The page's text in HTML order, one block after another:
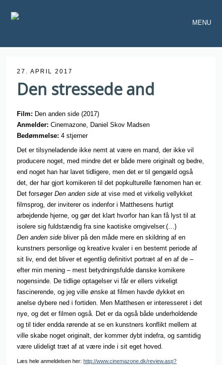
MENU
27. APRIL 2017
Den stressede and
Film: Den anden side (2017)
Anmelder: Cinemazone, Daniel Skov Madsen
Bedømmelse: 4 stjerner
Det er tilsyneladende ikke nemt at være en mand, der ikke vil
producere noget, med mindre det er både mere originalt og bedre,
end noget han har lavet tidligere, men det er til gengæld også
det, der har gjort komikeren til det popkulturelle fænomen han er.
Det forsøgerDen anden side at vise med et virkelig vellykket
filmsprog, der inviterer os indenfor i Matthesens hurtigt
arbejdende hjerne, og gør det klart hvorfor han kan få lyst til at
isolere sig fuldstændig fra sine kaotiske omgivelser.(…)
Den anden side bliver på den måde mere en skildring af en
kunstners personlige og kreative kvaler i en bestemt periode af
sit liv, end det bliver et egentlig definitivt portræt af en af de –
efter min mening – mest betydningsfulde danske komikere
nogensinde. De tidlige optagelser vi får er ellers virkeligt
fascinerende, og jeg ville ønske at filmen havde dykket en
anelse dybere ned i fortiden. Men Matthesen er interesseret i det
nye, og det er filmen også. Det er da også både underholdende
og til tider endda rørende at se en kunstners konflikt mellem at
ville skabe noget originalt, der kommer dybt indefra, og samtidig
være ulideligt træt af at være inde i sit eget hoved.
Læs hele anmeldelsen her:http://www.cinemazone.dk/review.asp?